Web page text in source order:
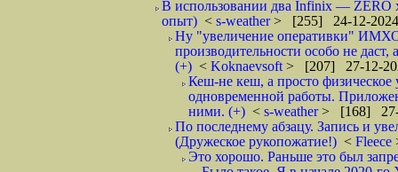
В использовании два Infinix — ZERO
опыт) < s-weather> [255] 24-12-2024
Ну "увеличение оперативки" ИМХО
производительности особо не
(+) < Koknaevsoft > [207] 27-12-
Кеш-не кеш, а просто
одновременной работы.
ними. (+) < s-weather> [168] 27-
По последнему абзацу. Запись и
(Дружеское рукопожатие!) < Fleece
Это хорошо. Раньше это был